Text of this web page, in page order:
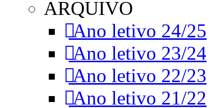
ARQUIVO
Ano letivo 24/25
Ano letivo 23/24
Ano letivo 22/23
Ano letivo 21/22